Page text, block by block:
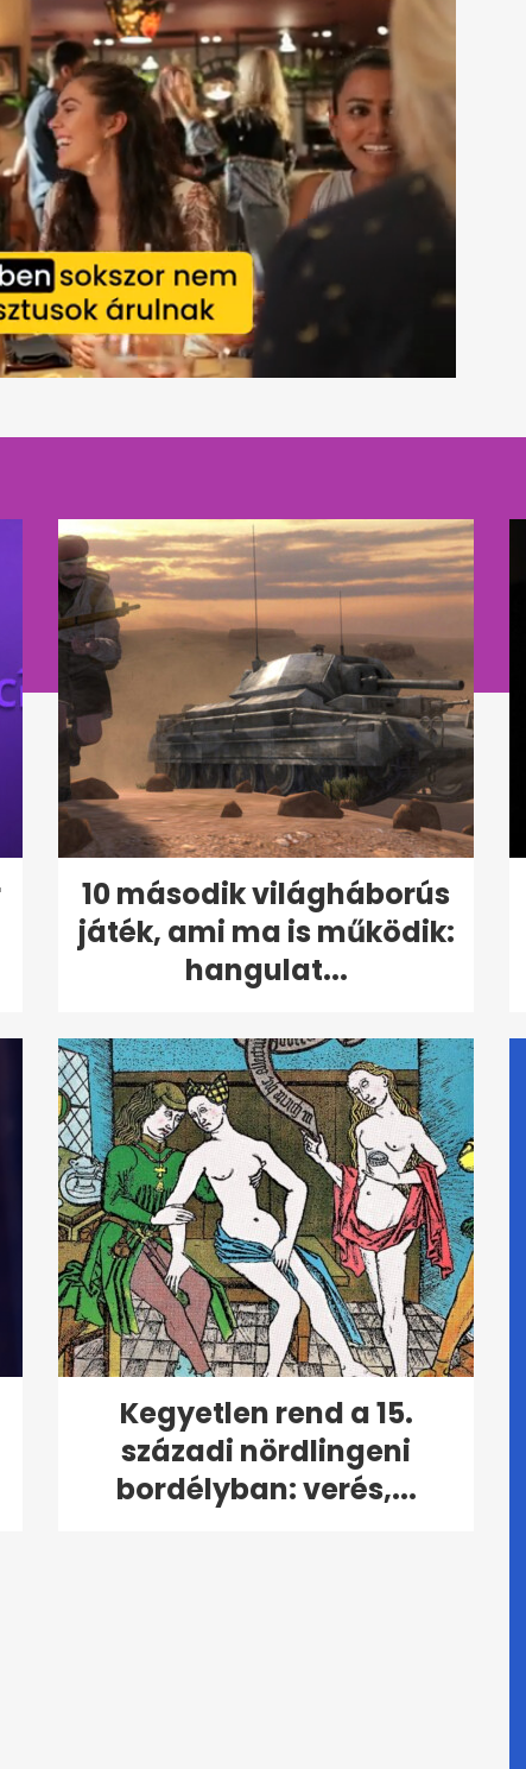
10 második világháborús
játék, ami ma is működik:
hangulat...
Kegyetlen rend a 15.
századi nördlingeni
bordélyban: verés,...